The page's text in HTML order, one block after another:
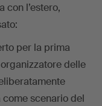
con l’estero,
per la prima
delle
scenario del